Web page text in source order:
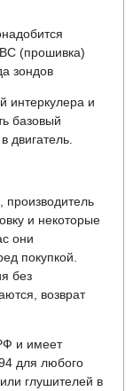
(прошивка)
зондов
интеркулера и
базовый
двигатель.
производитель
и некоторые
они
покупкой.
без
возврат
и имеет
для любого
глушителей в